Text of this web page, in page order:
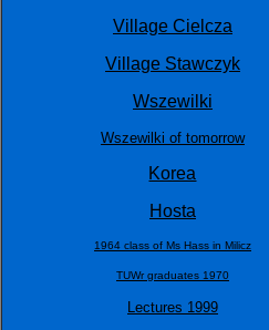
Village Cielcza
Village Stawczyk
Wszewilki
Wszewilki of tomorrow
Korea
Hosta
1964 class of Ms Hass in Milicz
TUWr graduates 1970
Lectures 1999